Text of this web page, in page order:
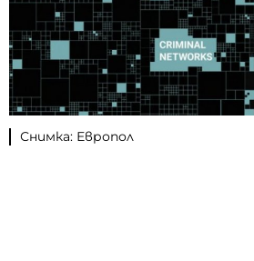
Снимка: Европол